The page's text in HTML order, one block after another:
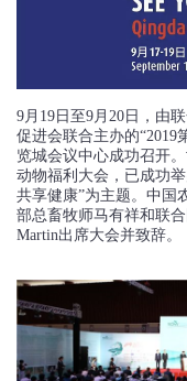
9月19日至9月20日，由
促进会联合主办的“2019
览城会议中心成功召开
动物福利大会，已成功
共享健康”为主题。中国
部总畜牧师马有祥和联
Martin出席大会并致辞。